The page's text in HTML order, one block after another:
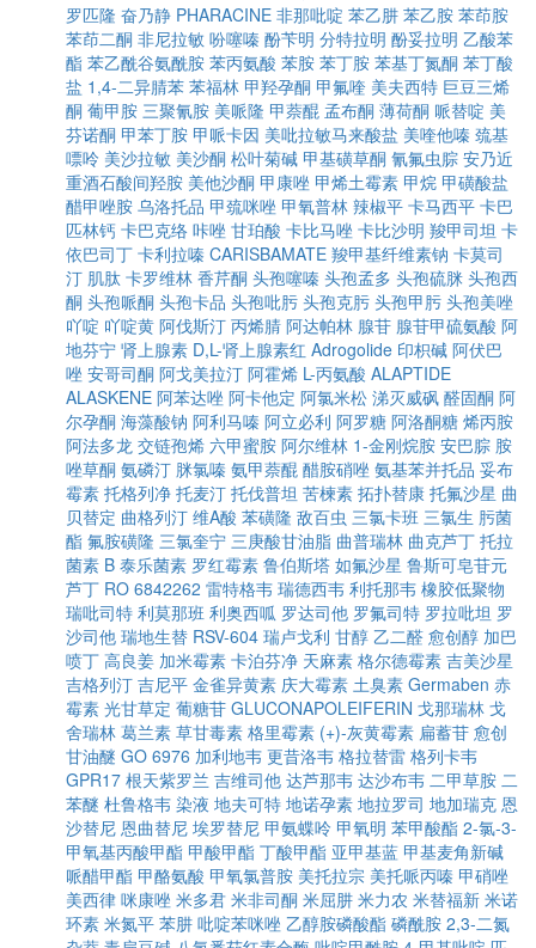
罗匹隆 奋乃静 PHARACINE 非那吡啶 苯乙肼 苯乙胺 苯茚胺
苯茚二酮 非尼拉敏 吩噻嗪 酚苄明 分特拉明 酚妥拉明 乙酸苯
酯 苯乙酰谷氨酰胺 苯丙氨酸 苯胺 苯丁胺 苯基丁氮酮 苯丁酸
盐 1,4-二异腈苯 苯福林 甲羟孕酮 甲氟喹 美夫西特 巨豆三烯
酮 葡甲胺 三聚氰胺 美哌隆 甲萘醌 孟布酮 薄荷酮 哌替啶 美
芬诺酮 甲苯丁胺 甲哌卡因 美吡拉敏马来酸盐 美喹他嗪 巯基
嘌呤 美沙拉敏 美沙酮 松叶菊碱 甲基磺草酮 氰氟虫腙 安乃近
重酒石酸间羟胺 美他沙酮 甲康唑 甲烯土霉素 甲烷 甲磺酸盐
醋甲唑胺 乌洛托品 甲巯咪唑 甲氧普林 辣椒平 卡马西平 卡巴
匹林钙 卡巴克络 咔唑 甘珀酸 卡比马唑 卡比沙明 羧甲司坦 卡
依巴司丁 卡利拉嗪 CARISBAMATE 羧甲基纤维素钠 卡莫司
汀 肌肽 卡罗维林 香芹酮 头孢噻嗪 头孢孟多 头孢硫脒 头孢西
酮 头孢哌酮 头孢卡品 头孢吡肟 头孢克肟 头孢甲肟 头孢美唑
吖啶 吖啶黄 阿伐斯汀 丙烯腈 阿达帕林 腺苷 腺苷甲硫氨酸 阿
地芬宁 肾上腺素 D,L-肾上腺素红 Adrogolide 印枳碱 阿伏巴
唑 安哥司酮 阿戈美拉汀 阿霍烯 L-丙氨酸 ALAPTIDE
ALASKENE 阿苯达唑 阿卡他定 阿氯米松 涕灭威砜 醛固酮 阿
尔孕酮 海藻酸钠 阿利马嗪 阿立必利 阿罗糖 阿洛酮糖 烯丙胺
阿法多龙 交链孢烯 六甲蜜胺 阿尔维林 1-金刚烷胺 安巴腙 胺
唑草酮 氨磷汀 脒氯嗪 氨甲萘醌 醋胺硝唑 氨基苯并托品 妥布
霉素 托格列净 托麦汀 托伐普坦 苦楝素 拓扑替康 托氟沙星 曲
贝替定 曲格列汀 维A酸 苯磺隆 敌百虫 三氯卡班 三氯生 肟菌
酯 氟胺磺隆 三氯奎宁 三庚酸甘油脂 曲普瑞林 曲克芦丁 托拉
菌素 B 泰乐菌素 罗红霉素 鲁伯斯塔 如氟沙星 鲁斯可皂苷元
芦丁 RO 6842262 雷特格韦 瑞德西韦 利托那韦 橡胶低聚物
瑞吡司特 利莫那班 利奥西呱 罗达司他 罗氟司特 罗拉吡坦 罗
沙司他 瑞地生替 RSV-604 瑞卢戈利 甘醇 乙二醛 愈创醇 加巴
喷丁 高良姜 加米霉素 卡泊芬净 天麻素 格尔德霉素 吉美沙星
吉格列汀 吉尼平 金雀异黄素 庆大霉素 土臭素 Germaben 赤
霉素 光甘草定 葡糖苷 GLUCONAPOLEIFERIN 戈那瑞林 戈
舍瑞林 葛兰素 草甘毒素 格里霉素 (+)-灰黄霉素 扁蓄苷 愈创
甘油醚 GO 6976 加利地韦 更昔洛韦 格拉替雷 格列卡韦
GPR17 根天紫罗兰 吉维司他 达芦那韦 达沙布韦 二甲草胺 二
苯醚 杜鲁格韦 染液 地夫可特 地诺孕素 地拉罗司 地加瑞克 恩
沙替尼 恩曲替尼 埃罗替尼 甲氨蝶呤 甲氧明 苯甲酸酯 2-氯-3-
甲氧基丙酸甲酯 甲酸甲酯 丁酸甲酯 亚甲基蓝 甲基麦角新碱
哌醋甲酯 甲酪氨酸 甲氧氯普胺 美托拉宗 美托哌丙嗪 甲硝唑
美西律 咪康唑 米多君 米非司酮 米屈肼 米力农 米替福新 米诺
环素 米氮平 苯肼 吡啶苯咪唑 乙醇胺磷酸酯 磷酰胺 2,3-二氮